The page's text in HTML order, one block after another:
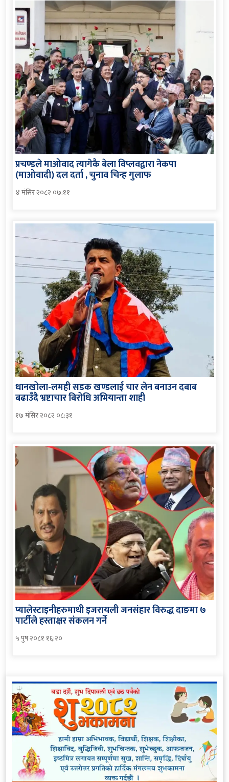
प्रचण्डले माओवाद त्यागेकै बेला विप्लवद्वारा नेकपा
(माओवादी) दल दर्ता , चुनाव चिन्ह गुलाफ
४ मंसिर २०८२ ०७:११
धानखोला-लमही सडक खण्डलाई चार लेन बनाउन दबाब
बढाउँदै भ्रष्टाचार बिरोधि अभियान्ता शाही
१७ मंसिर २०८२ ०८:३१
प्यालेस्टाइनीहरुमाथी इजरायली जनसंहार विरुद्ध दाङमा ७
पार्टीले हस्ताक्षर संकलन गर्ने
५ पुष २०८१ १६:२०